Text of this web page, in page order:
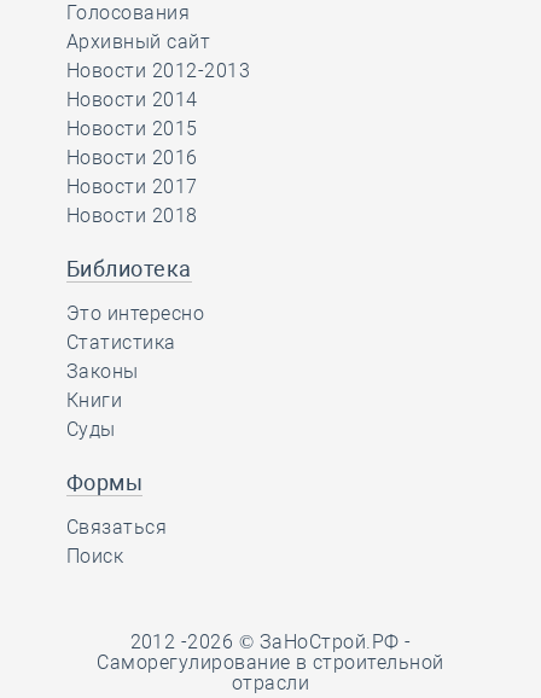
Голосования
Архивный сайт
Новости 2012-2013
Новости 2014
Новости 2015
Новости 2016
Новости 2017
Новости 2018
Библиотека
Это интересно
Статистика
Законы
Книги
Суды
Формы
Связаться
Поиск
2012 -2026 © ЗаНоСтрой.РФ -
Саморегулирование в строительной
отрасли